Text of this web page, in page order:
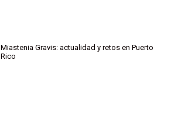
Miastenia Gravis: actualidad y retos en Puerto
Rico